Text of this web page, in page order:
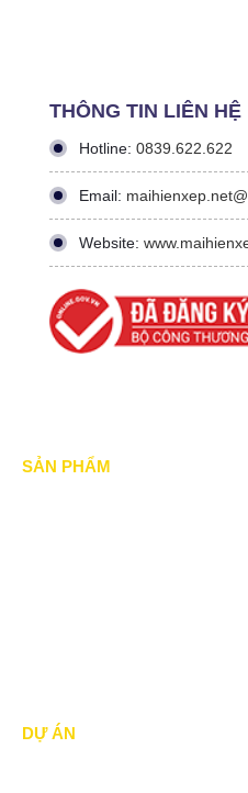
THÔNG TIN LIÊN HỆ
Hotline: 0839.622.622
Email:
Website:
SẢN PHẨM
DỰ ÁN